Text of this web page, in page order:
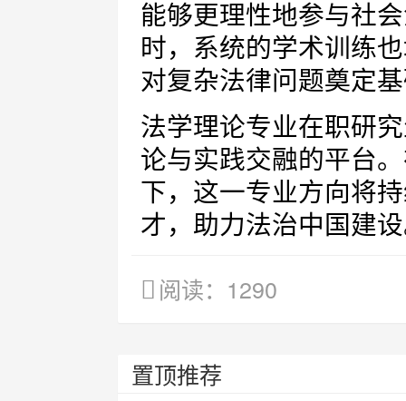
能够更理性地参与社
时，系统的学术训练
对复杂法律问题奠定
法学理论专业在职研
论与实践交融的平台
下，这一专业方向将
才，助力法治中国建
阅读：1290
置顶推荐